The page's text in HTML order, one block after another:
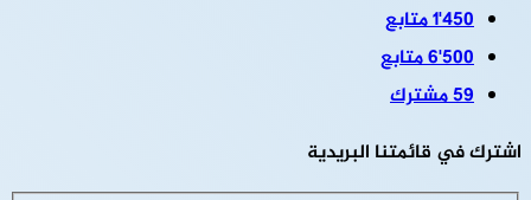
1٬450متابع
6٬500متابع
59مشترك
اشترك في قائمتنا البريدية